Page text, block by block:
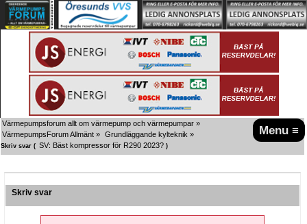
Menu ≡
Värmepumpsforum allt om värmepump och värmepumpar »
VärmepumpsForum Allmänt » Grundläggande kylteknik »
Skriv svar ( SV: Bäst kompressor för R290 2023? )
Skriv svar